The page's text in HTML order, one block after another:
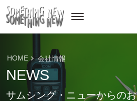
NEWS
サムシング・ニューからの
HOME 会社情報